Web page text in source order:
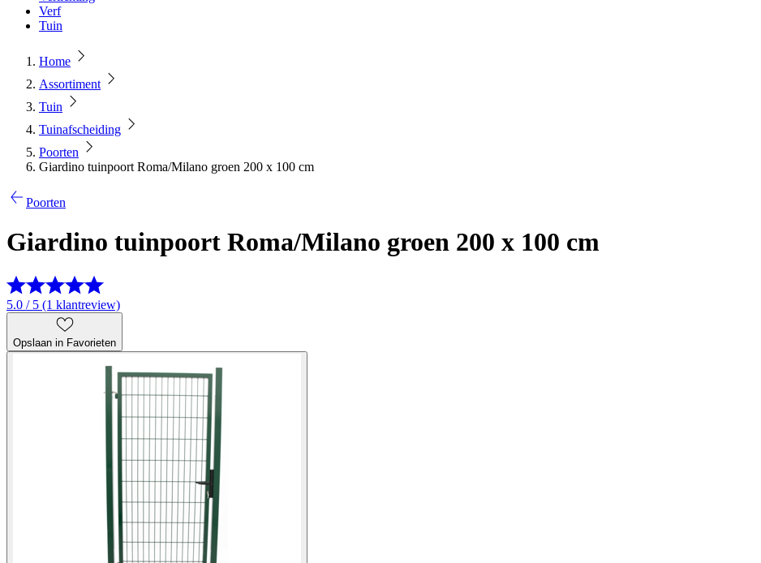
Verf
Tuin
Home
Assortiment
Tuin
Tuinafscheiding
Poorten
Giardino tuinpoort Roma/Milano groen 200 x 100 cm
Poorten
Giardino tuinpoort Roma/Milano groen 200 x 100 cm
5.0 / 5 (1 klantreview)
Opslaan in Favorieten